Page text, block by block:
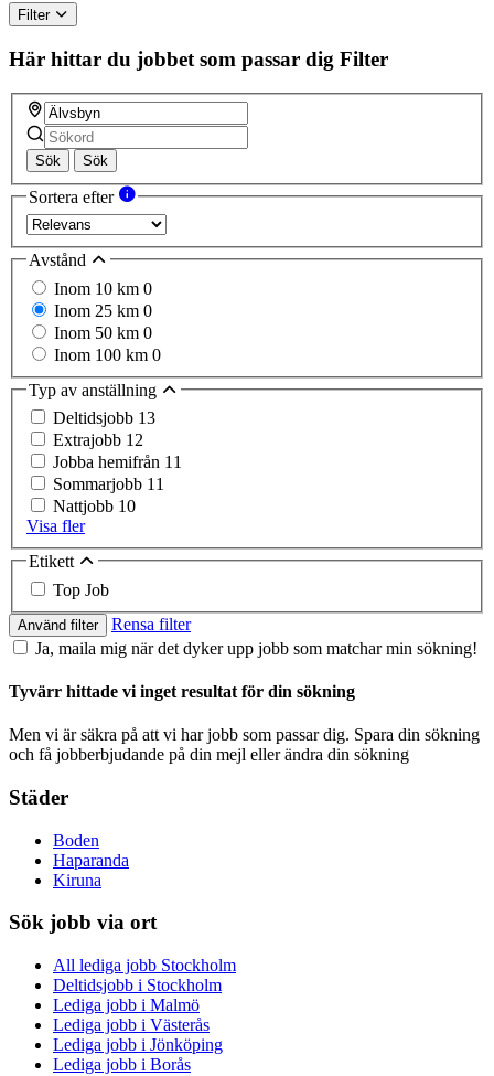
ignore
this
field
Filter
Här hittar du jobbet som passar dig Filter
Sök Sök
Sortera efter
Avstånd
Inom 10 km 0
Inom 25 km 0
Inom 50 km 0
Inom 100 km 0
Typ av anställning
Deltidsjobb 13
Extrajobb 12
Jobba hemifrån 11
Sommarjobb 11
Nattjobb 10
Visa fler
Etikett
Top Job
Använd filter
Rensa filter
Ja, maila mig när det dyker upp jobb som matchar min sökning!
Tyvärr hittade vi inget resultat för din sökning
Men vi är säkra på att vi har jobb som passar dig. Spara din sökning
och få jobberbjudande på din mejl eller ändra din sökning
Städer
Boden
Haparanda
Kiruna
Sök jobb via ort
All lediga jobb Stockholm
Deltidsjobb i Stockholm
Lediga jobb i Malmö
Lediga jobb i Västerås
Lediga jobb i Jönköping
Lediga jobb i Borås